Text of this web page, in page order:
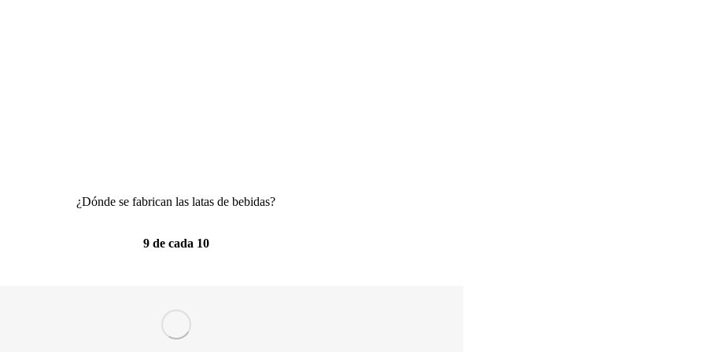
¿Dónde se fabrican las latas de bebidas?
9 de cada 10